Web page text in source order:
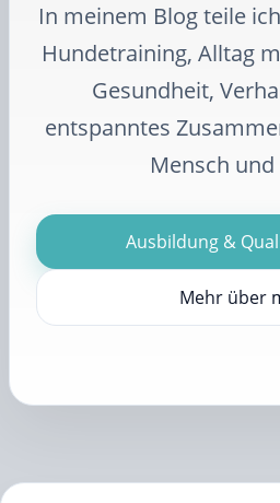
In meinem Blog teile
Hundetraining, Alltag
Gesundheit,
entspanntes
Mensch
Ausbildung &
Mehr über